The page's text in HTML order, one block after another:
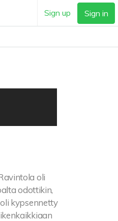
Sign up Sign in
oli
odottikin,
kypsennetty